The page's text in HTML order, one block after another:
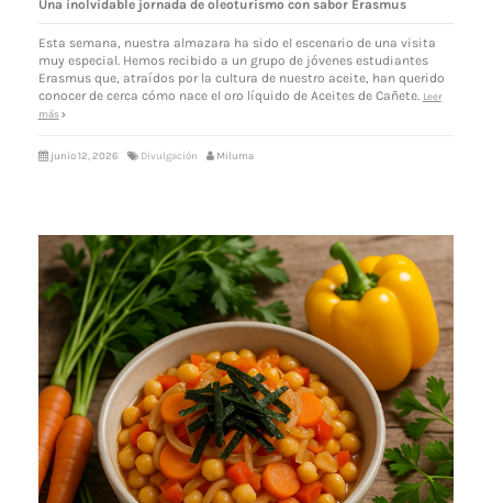
Una inolvidable jornada de oleoturismo con sabor Erasmus
Esta semana, nuestra almazara ha sido el escenario de una visita
muy especial. Hemos recibido a un grupo de jóvenes estudiantes
Erasmus que, atraídos por la cultura de nuestro aceite, han querido
conocer de cerca cómo nace el oro líquido de Aceites de Cañete. Leer
más
junio 12, 2026 Divulgación Miluma